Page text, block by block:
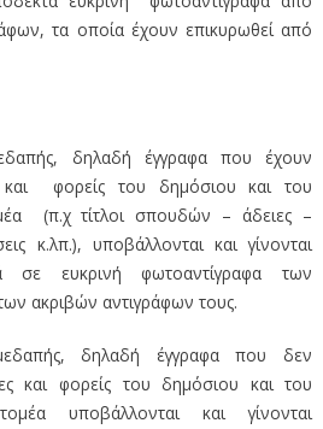
τα οποία έχουν επικυρωθεί από
δηλαδή έγγραφα που έχουν
και φορείς του δημόσιου και του
(π.χ τίτλοι σπουδών – άδειες –
κ.λπ.), υποβάλλονται και γίνονται
σε ευκρινή φωτοαντίγραφα των
ακριβών αντιγράφων τους.
δηλαδή έγγραφα που δεν
και φορείς του δημόσιου και του
υποβάλλονται και γίνονται